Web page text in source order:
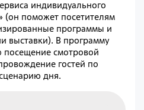
индивидуального
(он поможет посетителям
программы и
выставки). В программу
посещение смотровой
гостей по
дня.